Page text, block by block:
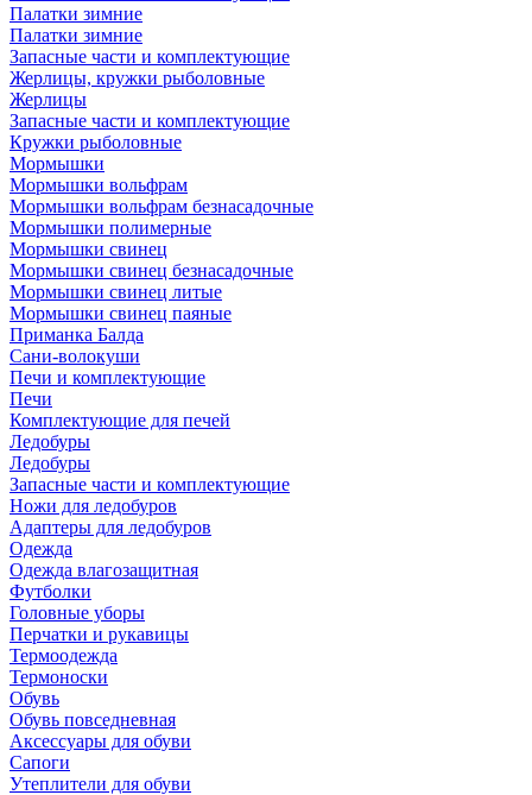
Палатки зимние
Палатки зимние
Запасные части и комплектующие
Жерлицы, кружки рыболовные
Жерлицы
Запасные части и комплектующие
Кружки рыболовные
Мормышки
Мормышки вольфрам
Мормышки вольфрам безнасадочные
Мормышки полимерные
Мормышки свинец
Мормышки свинец безнасадочные
Мормышки свинец литые
Мормышки свинец паяные
Приманка Балда
Сани-волокуши
Печи и комплектующие
Печи
Комплектующие для печей
Ледобуры
Ледобуры
Запасные части и комплектующие
Ножи для ледобуров
Адаптеры для ледобуров
Одежда
Одежда влагозащитная
Футболки
Головные уборы
Перчатки и рукавицы
Термоодежда
Термоноски
Обувь
Обувь повседневная
Аксессуары для обуви
Сапоги
Утеплители для обуви